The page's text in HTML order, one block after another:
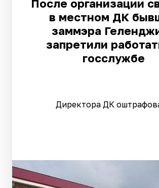
​После организации
в местном ДК
заммэра
запретили
госслужбе
Директора ДК